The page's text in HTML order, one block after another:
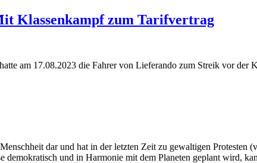
Klassenkampf zum Tarifvertrag
am 17.08.2023 die Fahrer von Lieferando zum Streik vor
dar und hat in der letzten Zeit zu gewaltigen Protesten
demokratisch und in Harmonie mit dem Planeten geplant wird,